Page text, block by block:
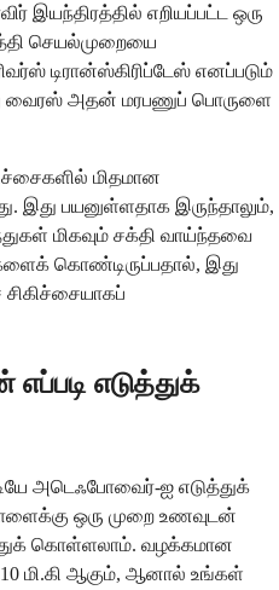
இயந்திரத்தில் எறியப்பட்ட ஒரு
செயல்முறையை
டிரான்ஸ்கிரிப்டேஸ் எனப்படும்
வைரஸ் அதன் மரபணுப் பொருளை
மிதமான
இது பயனுள்ளதாக இருந்தாலும்,
மிகவும் சக்தி வாய்ந்தவை
கொண்டிருப்பதால், இது
எடுத்துக்
அடெஃபோவைர்-ஐ எடுத்துக்
ஒரு முறை உணவுடன்
கொள்ளலாம். வழக்கமான
மி.கி ஆகும், ஆனால் உங்கள்